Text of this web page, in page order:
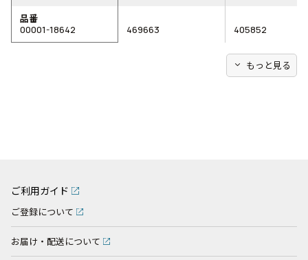
品番
00001-18642
469663 405852
expand_more もっと見る
ご利用ガイド
ご登録について
お届け・配送について